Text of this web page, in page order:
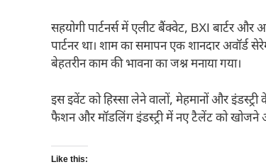
सहयोगी पार्टनर्स में एलीट बैंक्वेट, BXI बार्टर
पार्टनर था। शाम का समापन एक शानदार
बेहतरीन काम की भावना का जश्न मनाया गया।
इस इवेंट को हिस्सा लेने वालों, मेहमानों और इंडस्ट्री
फैशन और मॉडलिंग इंडस्ट्री में नए टैलेंट को
Like this: